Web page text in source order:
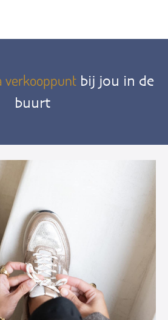
verkooppunt bij jou in de
buurt